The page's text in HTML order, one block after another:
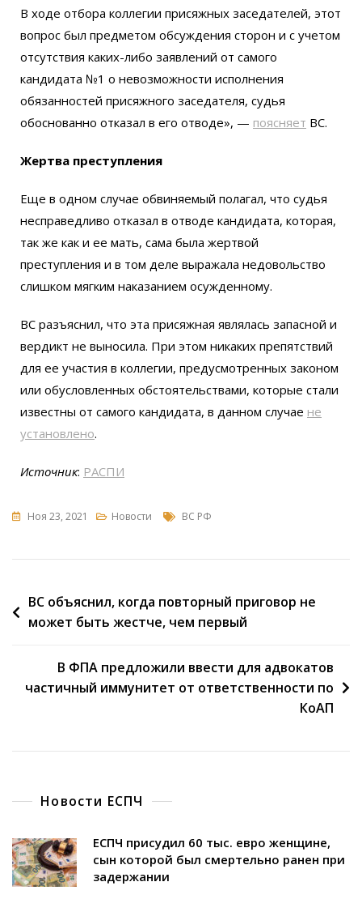
В ходе отбора коллегии присяжных заседателей, этот
вопрос был предметом обсуждения сторон и с учетом
отсутствия каких-либо заявлений от самого
кандидата №1 о невозможности исполнения
обязанностей присяжного заседателя, судья
обоснованно отказал в его отводе», — поясняет ВС.
Жертва преступления
Еще в одном случае обвиняемый полагал, что судья
несправедливо отказал в отводе кандидата, которая,
так же как и ее мать, сама была жертвой
преступления и в том деле выражала недовольство
слишком мягким наказанием осужденному.
ВС разъяснил, что эта присяжная являлась запасной и
вердикт не выносила. При этом никаких препятствий
для ее участия в коллегии, предусмотренных законом
или обусловленных обстоятельствами, которые стали
известны от самого кандидата, в данном случае не
установлено.
Источник: РАСПИ
Ноя 23, 2021 Новости ВС РФ
ВС объяснил, когда повторный приговор не
может быть жестче, чем первый
В ФПА предложили ввести для адвокатов
частичный иммунитет от ответственности по
КоАП
Новости ЕСПЧ
ЕСПЧ присудил 60 тыс. евро женщине,
сын которой был смертельно ранен при
задержании